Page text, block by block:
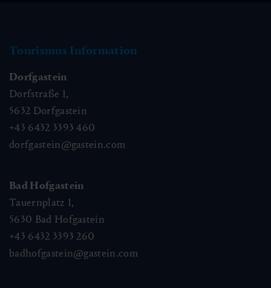
Tourismus Information
Dorfgastein
Dorfstraße 1,
5632 Dorfgastein
+43 6432 3393 460
dorfgastein@gastein.com
Bad Hofgastein
Tauernplatz 1,
5630 Bad Hofgastein
+43 6432 3393 260
badhofgastein@gastein.com